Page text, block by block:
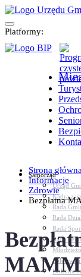
Platformy:
Samorząd
Urząd
Kadra
Rada
Rada
Rada
Rada
Sołectwa
Strona główna
Informacje
Zdrowie
Bezpłatna